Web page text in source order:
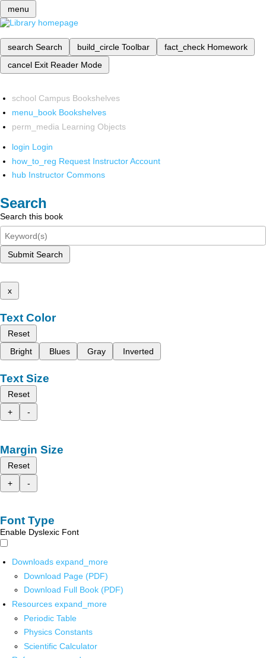
menu
search Search build_circle Toolbar fact_check Homework
cancel Exit Reader Mode
school Campus Bookshelves
menu_book Bookshelves
perm_media Learning Objects
login Login
how_to_reg Request Instructor Account
hub Instructor Commons
Search
Search this book
Submit Search
x
Text Color
Reset
Bright
Blues Gray Inverted
Text Size
Reset
+
-
Margin Size
Reset
+
-
Font Type
Enable Dyslexic Font
Downloads expand_more
Download Page (PDF)
Download Full Book (PDF)
Resources expand_more
Periodic Table
Physics Constants
Scientific Calculator